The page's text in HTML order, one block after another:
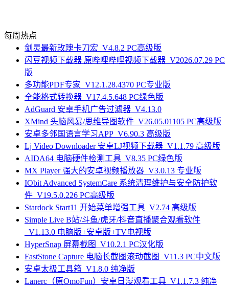
每周热点
剑灵最新玫瑰卡刀宏_V4.8.2 PC高级版
闪豆视频下载器 原哔哩哔哩视频下载器_V2026.07.29 PC
版
多功能PDF专家_V12.1.28.4370 PC专业版
全能格式转换器_V17.4.5.648 PC绿色版
AdGuard 安卓手机广告过滤器_V4.13.0
XMind 头脑风暴/思维导图软件_V26.05.01105 PC高级版
安卓多邻国语言学习APP_V6.90.3 高级版
Lj Video Downloader 安卓LJ视频下载器_V1.1.79 高级版
AIDA64 电脑硬件检测工具_V8.35 PC绿色版
MX Player 强大的安卓视频播放器_V3.0.13 专业版
IObit Advanced SystemCare 系统清理维护与安全防护软
件_V19.5.0.226 PC高级版
Stardock Start11 开始菜单增强工具_V2.74 高级版
Simple Live B站/斗鱼/虎牙/抖音直播聚合观看软件
_V1.13.0 电脑版+安卓版+TV电视版
HyperSnap 屏幕截图_V10.2.1 PC汉化版
FastStone Capture 电脑长截图滚动截图_V11.3 PC中文版
安卓太极工具箱_V1.8.0 纯净版
Lanerc（原OmoFun）安卓日漫观看工具_V1.1.7.3 纯净